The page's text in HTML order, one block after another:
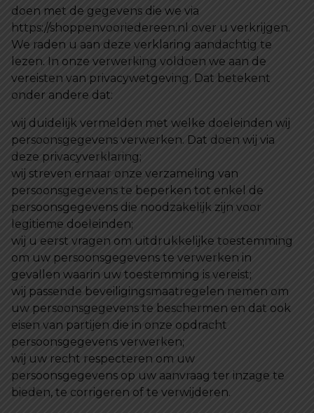
doen met de gegevens die we via
https://shoppenvooriedereen.nl over u verkrijgen.
We raden u aan deze verklaring aandachtig te
lezen. In onze verwerking voldoen we aan de
vereisten van privacywetgeving. Dat betekent
onder andere dat:
wij duidelijk vermelden met welke doeleinden wij
persoonsgegevens verwerken. Dat doen wij via
deze privacyverklaring;
wij streven ernaar onze verzameling van
persoonsgegevens te beperken tot enkel de
persoonsgegevens die noodzakelijk zijn voor
legitieme doeleinden;
wij u eerst vragen om uitdrukkelijke toestemming
om uw persoonsgegevens te verwerken in
gevallen waarin uw toestemming is vereist;
wij passende beveiligingsmaatregelen nemen om
uw persoonsgegevens te beschermen en dat ook
eisen van partijen die in onze opdracht
persoonsgegevens verwerken;
wij uw recht respecteren om uw
persoonsgegevens op uw aanvraag ter inzage te
bieden, te corrigeren of te verwijderen.